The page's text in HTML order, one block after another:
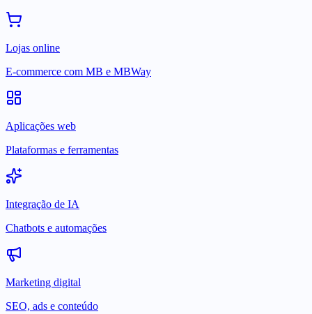
Lojas online
E-commerce com MB e MBWay
Aplicações web
Plataformas e ferramentas
Integração de IA
Chatbots e automações
Marketing digital
SEO, ads e conteúdo